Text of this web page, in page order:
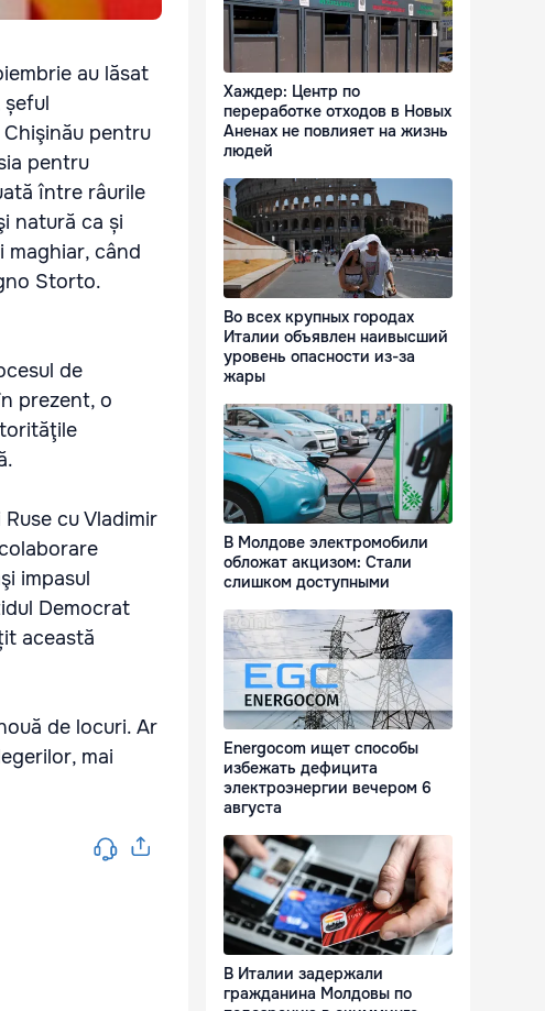
au lăsat
pentru
pentru
între râurile
natură ca și
când
Storto.
de
prezent, o
cu Vladimir
impasul
Democrat
această
de locuri. Ar
mai
Хаждер: Центр по
переработке отходов в Новых
Аненах не повлияет на жизнь
людей
Во всех крупных городах
Италии объявлен наивысший
уровень опасности из-за
жары
В Молдове электромобили
обложат акцизом: Стали
слишком доступными
Energocom ищет способы
избежать дефицита
электроэнергии вечером 6
августа
В Италии задержали
гражданина Молдовы по